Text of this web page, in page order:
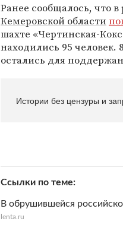
Ранее сообщалось, что
Кемеровской области
шахте «Чертинская-
находились 95 человек.
остались для
Истории без цензуры и
Ссылки по теме
В обрушившейся
lenta.ru